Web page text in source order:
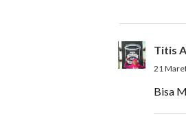
Titis
21
Bisa